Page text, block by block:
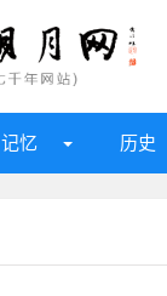
忆 历史